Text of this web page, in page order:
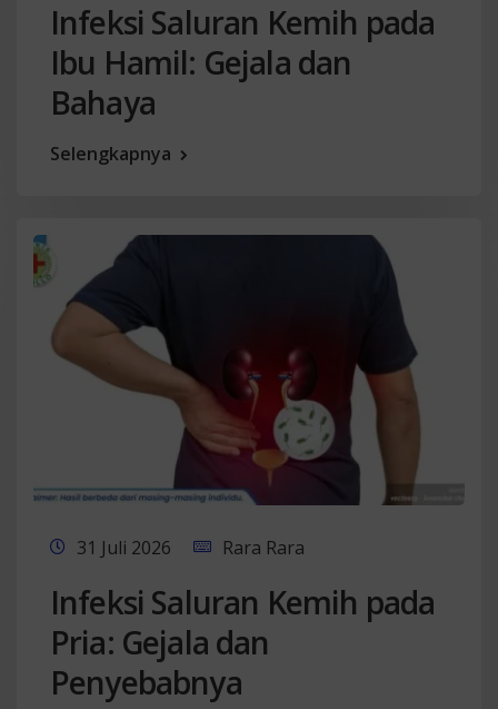
Infeksi Saluran Kemih pada
Ibu Hamil: Gejala dan
Bahaya
Selengkapnya
31 Juli 2026 Rara Rara
Infeksi Saluran Kemih pada
Pria: Gejala dan
Penyebabnya